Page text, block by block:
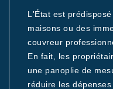
L'État est
maisons ou des
couvreur
En fait, les
une panoplie de
réduire les